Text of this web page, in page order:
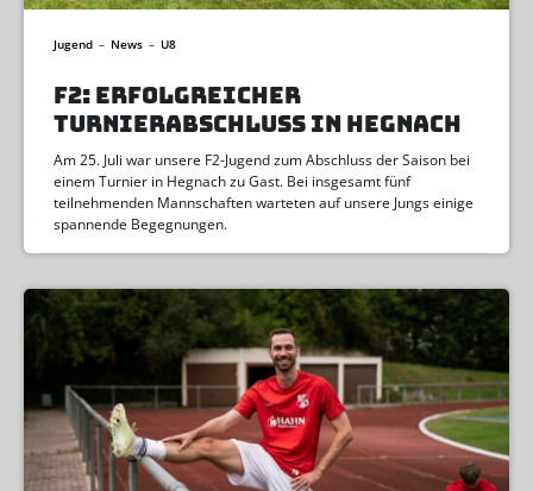
Jugend – News – U8
F2: ERFOLGREICHER
TURNIERABSCHLUSS IN HEGNACH
Am 25. Juli war unsere F2-Jugend zum Abschluss der Saison bei
einem Turnier in Hegnach zu Gast. Bei insgesamt fünf
teilnehmenden Mannschaften warteten auf unsere Jungs einige
spannende Begegnungen.